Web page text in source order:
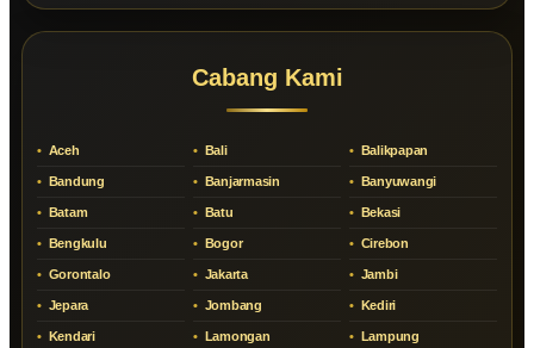
Cabang Kami
Aceh Bali Balikpapan
Bandung Banjarmasin Banyuwangi
Batam Batu Bekasi
Bengkulu Bogor Cirebon
Gorontalo Jakarta Jambi
Jepara Jombang Kediri
Kendari Lamongan Lampung